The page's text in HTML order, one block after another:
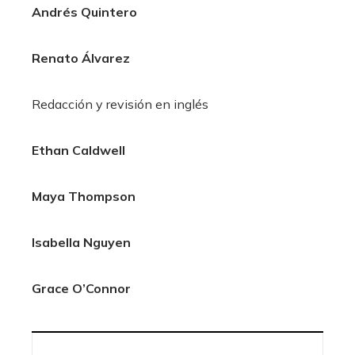
Andrés Quintero
Renato Álvarez
Redacción y revisión en inglés
Ethan Caldwell
Maya Thompson
Isabella Nguyen
Grace O’Connor